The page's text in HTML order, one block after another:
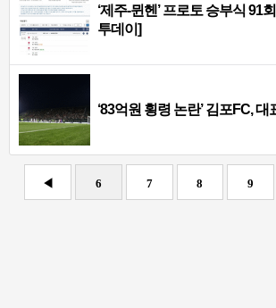
‘제주-뮌헨’ 프로토 승부식 91
투데이]
‘83억원 횡령 논란’ 김포FC, 대
◀ 6 7 8 9